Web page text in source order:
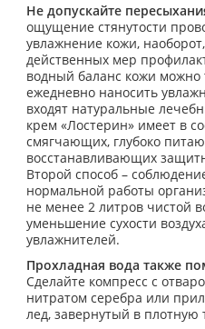
Не допускайте
ощущение стянутости
увлажнение кожи,
действенных мер
водный баланс кожи
ежедневно наносить
входят натуральные
крем «Лостерин» имеет в
смягчающих, глубоко
восстанавливающих
Второй способ –
нормальной работы
не менее 2 литров чистой
уменьшение сухости
увлажнителей.
Прохладная вода также
Сделайте компресс с
нитратом серебра или
лед, завернутый в плотную